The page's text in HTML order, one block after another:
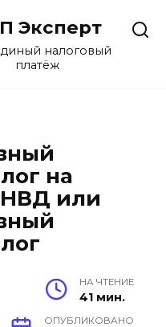
Эксперт
налоговый
платёж
на
или
НА ЧТЕНИЕ
41 мин.
ОПУБЛИКОВАНО